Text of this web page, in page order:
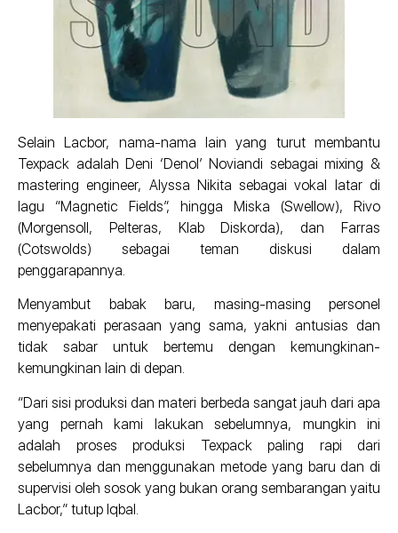
Selain Lacbor, nama-nama lain yang turut membantu
Texpack adalah Deni ‘Denol’ Noviandi sebagai mixing &
mastering engineer, Alyssa Nikita sebagai vokal latar di
lagu “Magnetic Fields”, hingga Miska (Swellow), Rivo
(Morgensoll, Pelteras, Klab Diskorda), dan Farras
(Cotswolds) sebagai teman diskusi dalam
penggarapannya.
Menyambut babak baru, masing-masing personel
menyepakati perasaan yang sama, yakni antusias dan
tidak sabar untuk bertemu dengan kemungkinan-
kemungkinan lain di depan.
“Dari sisi produksi dan materi berbeda sangat jauh dari apa
yang pernah kami lakukan sebelumnya, mungkin ini
adalah proses produksi Texpack paling rapi dari
sebelumnya dan menggunakan metode yang baru dan di
supervisi oleh sosok yang bukan orang sembarangan yaitu
Lacbor,” tutup Iqbal.